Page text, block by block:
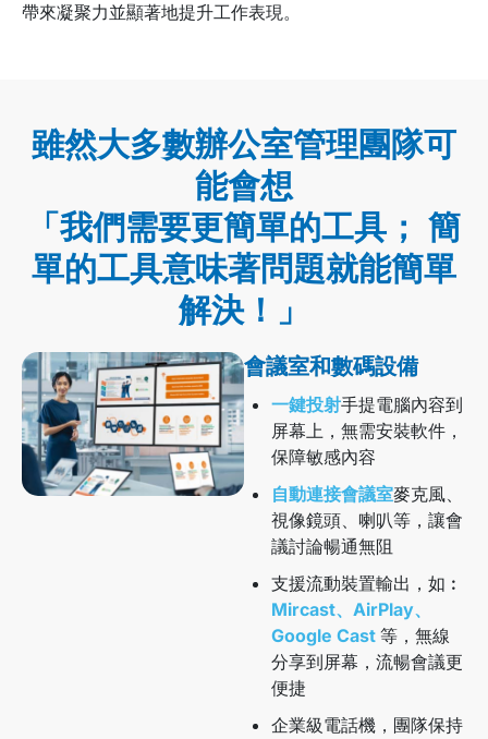
帶來凝聚力並顯著地提升工作表現。
雖然大多數辦公室管理團隊可
能會想
「我們需要更簡單的工具； 簡
單的工具意味著問題就能簡單
解決！」
會議室和數碼設備
一鍵投射手提電腦內容到
屏幕上，無需安裝軟件，
保障敏感內容
自動連接會議室麥克風、
視像鏡頭、喇叭等，讓會
議討論暢通無阻
支援流動裝置輸出，如︰
Mircast、AirPlay、
Google Cast 等，無線
分享到屏幕，流暢會議更
便捷
企業級電話機，團隊保持